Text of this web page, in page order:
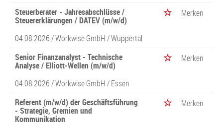
Steuerberater - Jahresabschlüsse /
Steuererklärungen / DATEV (m/w/d)
Merken
04.08.2026 /Workwise GmbH/ Wuppertal
Senior Finanzanalyst - Technische
Analyse / Elliott-Wellen (m/w/d)
Merken
04.08.2026 /Workwise GmbH/ Essen
Referent (m/w/d) der Geschäftsführung
- Strategie, Gremien und
Kommunikation
Merken